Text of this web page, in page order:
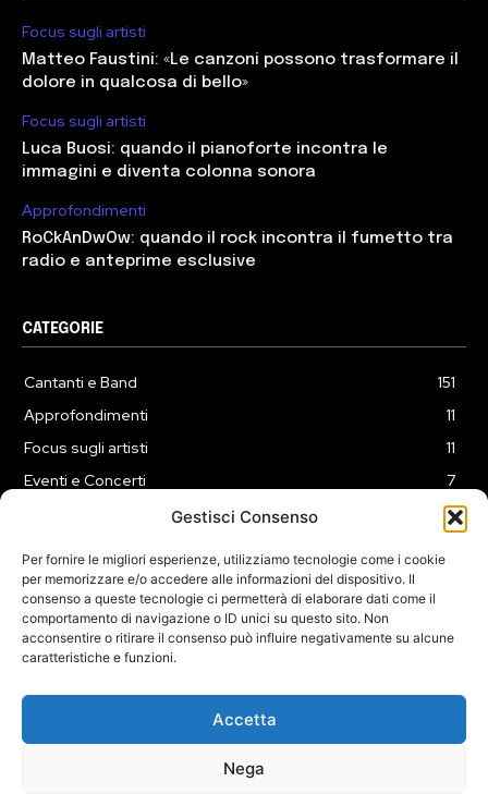
Gestisci Consenso
Per fornire le migliori esperienze, utilizziamo tecnologie come i cookie
per memorizzare e/o accedere alle informazioni del dispositivo. Il
consenso a queste tecnologie ci permetterà di elaborare dati come il
comportamento di navigazione o ID unici su questo sito. Non
acconsentire o ritirare il consenso può influire negativamente su alcune
caratteristiche e funzioni.
Accetta
Nega
Focus sugli artisti
Matteo Faustini: «Le canzoni possono trasformare il
dolore in qualcosa di bello»
Focus sugli artisti
Luca Buosi: quando il pianoforte incontra le
immagini e diventa colonna sonora
Approfondimenti
RoCkAnDwOw: quando il rock incontra il fumetto tra
radio e anteprime esclusive
CATEGORIE
Cantanti e Band
151
Approfondimenti
11
Focus sugli artisti
11
Eventi e Concerti
7
3
COOKIE POLICY (UE)
Sede legale in Via Alessio Baldovinetti 13 - 00142 - Roma - P.Iva: